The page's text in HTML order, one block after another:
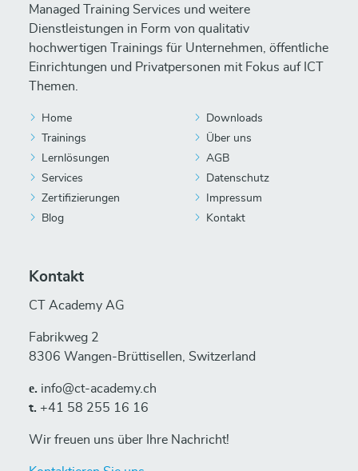
Managed Training Services und weitere
Dienstleistungen in Form von qualitativ
hochwertigen Trainings für Unternehmen, öffentliche
Einrichtungen und Privatpersonen mit Fokus auf ICT
Themen.
Home
Trainings
Lernlösungen
Services
Zertifizierungen
Blog
Downloads
Über uns
AGB
Datenschutz
Impressum
Kontakt
Kontakt
CT Academy AG
Fabrikweg 2
8306 Wangen-Brüttisellen, Switzerland
е. info@ct-academy.ch
t. +41 58 255 16 16
Wir freuen uns über Ihre Nachricht!